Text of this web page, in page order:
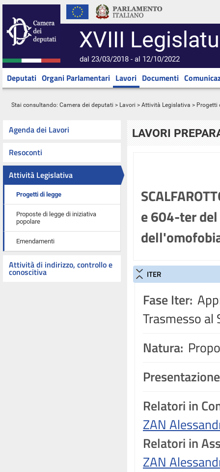
XVIII
dal 23/03/2018 - al 12/10/2022
Deputati Organi Parlamentari Lavori Documenti
Stai consultando: Camera dei deputati > Lavori > Attività Legislativa > Progetti
Agenda dei Lavori
Resoconti
Attività Legislativa
Progetti di legge
Proposte di legge di iniziativa
popolare
Emendamenti
Attività di indirizzo, controllo e
conoscitiva
LAVORI
e 604-ter
ITER
Fase Iter:
Trasmesso al
Natura:
Relatori in
ZAN
Relatori in
ZAN